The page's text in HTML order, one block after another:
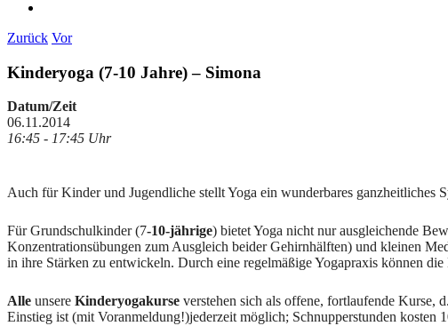
Zurück Vor
Kinderyoga (7-10 Jahre) – Simona
Datum/Zeit
06.11.2014
16:45 - 17:45 Uhr
Auch für Kinder und Jugendliche stellt Yoga ein wunderbares ganzheitliches
Für Grundschulkinder (7-10-jährige) bietet Yoga nicht nur ausgleichende
Konzentrationsübungen zum Ausgleich beider Gehirnhälften) und kleinen
in ihre Stärken zu entwickeln. Durch eine regelmäßige Yogapraxis können
Alle unsere Kinderyogakurse verstehen sich als offene, fortlaufende Kurse,
Einstieg ist (mit Voranmeldung!)jederzeit möglich; Schnupperstunden kosten